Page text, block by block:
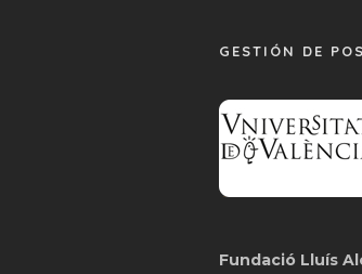
GESTIÓN DE
Fundació Lluís